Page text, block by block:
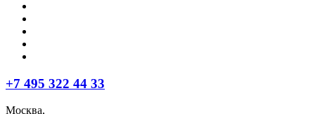
+7 495 322 44 33
Москва,